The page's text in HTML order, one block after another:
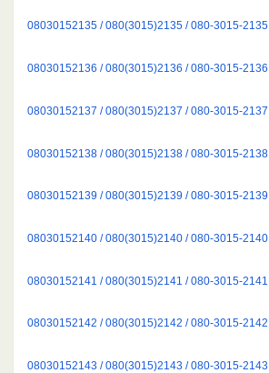
08030152135 / 080(3015)2135 / 080-3015-2135
08030152136 / 080(3015)2136 / 080-3015-2136
08030152137 / 080(3015)2137 / 080-3015-2137
08030152138 / 080(3015)2138 / 080-3015-2138
08030152139 / 080(3015)2139 / 080-3015-2139
08030152140 / 080(3015)2140 / 080-3015-2140
08030152141 / 080(3015)2141 / 080-3015-2141
08030152142 / 080(3015)2142 / 080-3015-2142
08030152143 / 080(3015)2143 / 080-3015-2143